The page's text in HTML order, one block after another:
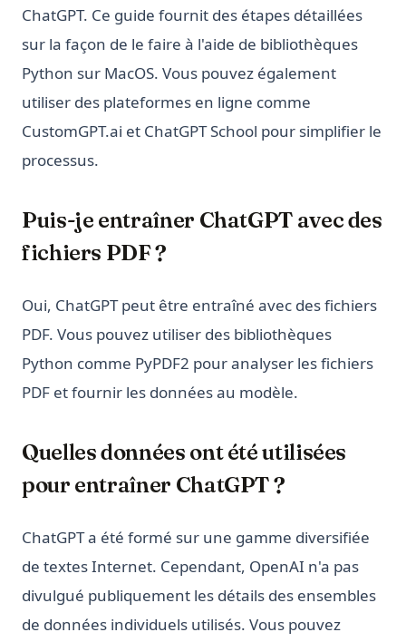
ChatGPT. Ce guide fournit des étapes détaillées
sur la façon de le faire à l'aide de bibliothèques
Python sur MacOS. Vous pouvez également
utiliser des plateformes en ligne comme
CustomGPT.ai et ChatGPT School pour simplifier le
processus.
Puis-je entraîner ChatGPT avec des
fichiers PDF ?
Oui, ChatGPT peut être entraîné avec des fichiers
PDF. Vous pouvez utiliser des bibliothèques
Python comme PyPDF2 pour analyser les fichiers
PDF et fournir les données au modèle.
Quelles données ont été utilisées
pour entraîner ChatGPT ?
ChatGPT a été formé sur une gamme diversifiée
de textes Internet. Cependant, OpenAI n'a pas
divulgué publiquement les détails des ensembles
de données individuels utilisés. Vous pouvez